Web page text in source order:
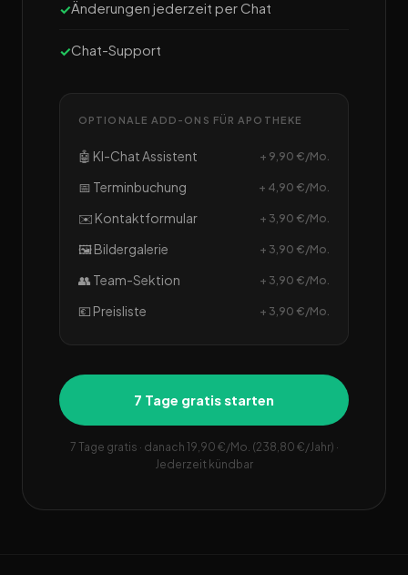
Änderungen jederzeit per Chat
Chat-Support
OPTIONALE ADD-ONS FÜR APOTHEKE
🤖 KI-Chat Assistent + 9,90 €/Mo.
📅 Terminbuchung + 4,90 €/Mo.
✉️ Kontaktformular + 3,90 €/Mo.
🖼️ Bildergalerie + 3,90 €/Mo.
👥 Team-Sektion + 3,90 €/Mo.
💶 Preisliste + 3,90 €/Mo.
7 Tage gratis starten
7 Tage gratis · danach 19,90 €/Mo. (238,80 €/Jahr) ·
Jederzeit kündbar